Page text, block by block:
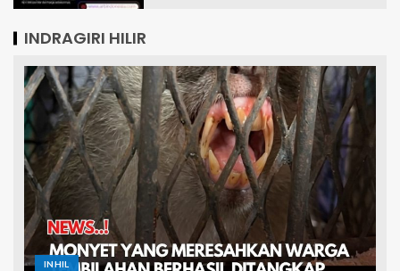
INDRAGIRI HILIR
INHIL